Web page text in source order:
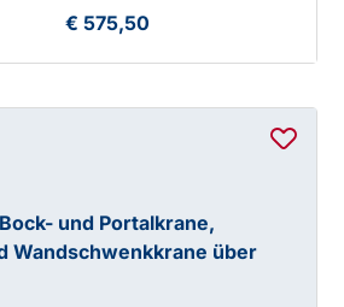
€ 575,50
und Portalkrane,
Wandschwenkkrane über